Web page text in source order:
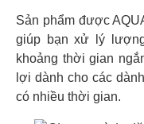
Sản phẩm được
giúp bạn xử lý
khoảng thời gian
lợi dành cho các
có nhiều thời gian.